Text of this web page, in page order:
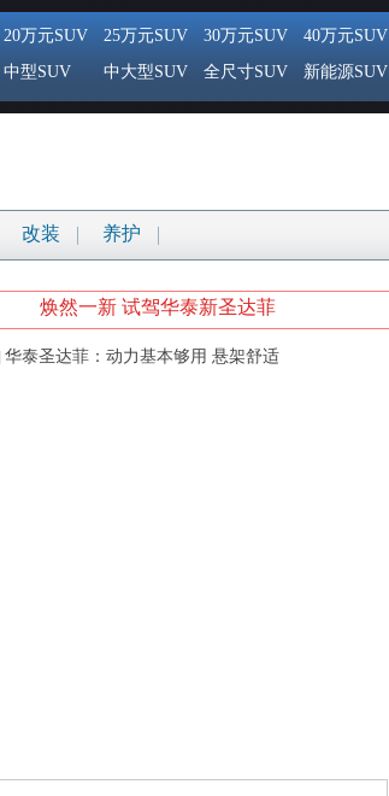
20万元SUV 25万元SUV 30万元SUV
40万元SUV
中型SUV 中大型SUV 全尺寸SUV 新能源SUV
改装 养护
焕然一新 试驾华泰新圣达菲
华泰圣达菲：动力基本够用 悬架舒适